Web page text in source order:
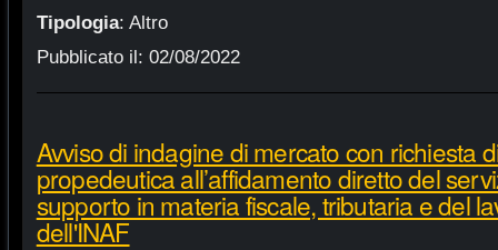
Tipologia: Altro
Pubblicato il: 02/08/2022
Avviso di indagine di mercato con richiesta
propedeutica all’affidamento diretto del
supporto in materia fiscale, tributaria e del
dell'INAF